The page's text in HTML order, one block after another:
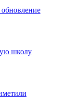
школу